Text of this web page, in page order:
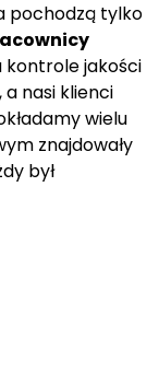
pochodzą tylko
kontrole jakości
a nasi klienci
wielu
znajdowały
był